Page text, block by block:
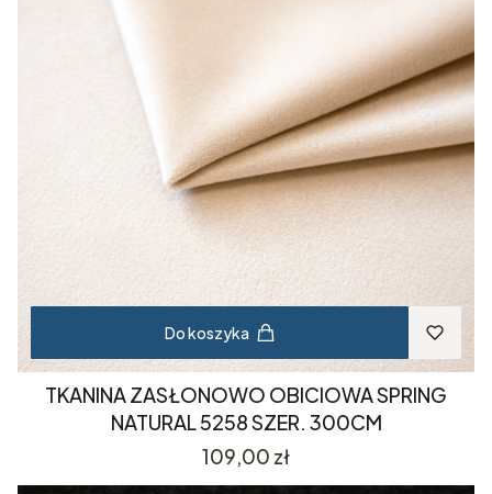
Do koszyka
TKANINA ZASŁONOWO OBICIOWA SPRING
NATURAL 5258 SZER. 300CM
Cena
109,00 zł